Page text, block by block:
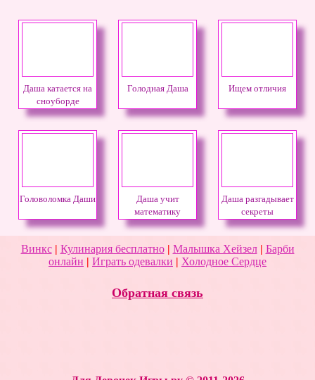
Даша катается на
сноуборде
Голодная Даша Ищем отличия
Головоломка Даши
Даша учит
математику
Даша разгадывает
секреты
Атлантиды
Винкс| Кулинария бесплатно| Малышка Хейзел| Барби
онлайн | Играть одевалки | Холодное Сердце
Обратная связь